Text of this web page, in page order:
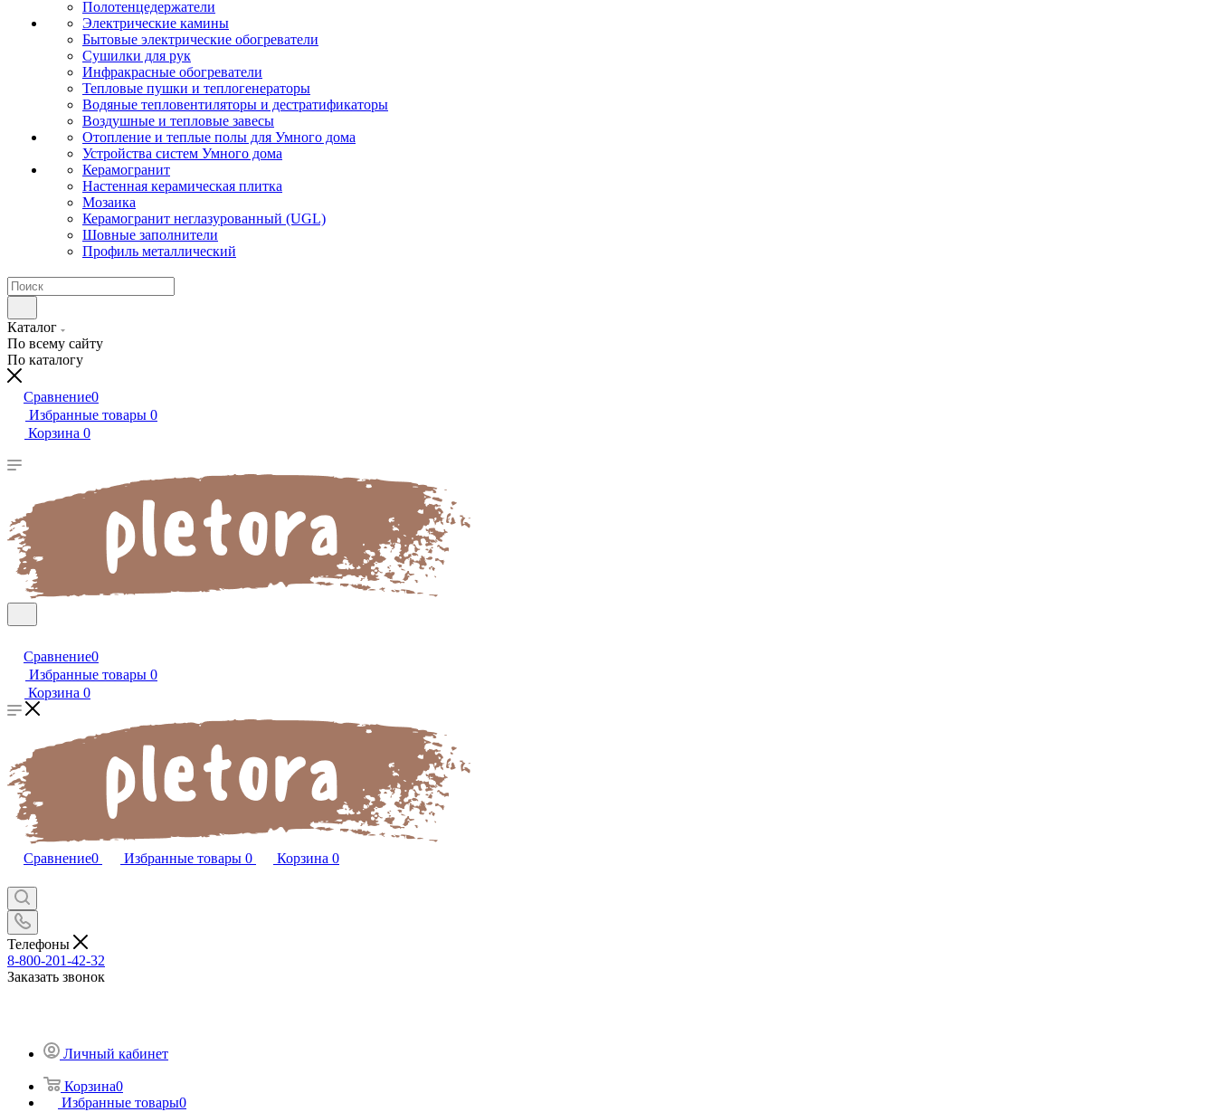
Полотенцедержатели
Электрические камины
Бытовые электрические обогреватели
Сушилки для рук
Инфракрасные обогреватели
Тепловые пушки и теплогенераторы
Водяные тепловентиляторы и дестратификаторы
Воздушные и тепловые завесы
Отопление и теплые полы для Умного дома
Устройства систем Умного дома
Керамогранит
Настенная керамическая плитка
Мозаика
Керамогранит неглазурованный (UGL)
Шовные заполнители
Профиль металлический
Каталог
По всему сайту
По каталогу
Сравнение0
Избранные товары 0
Корзина 0
Сравнение0
Избранные товары 0
Корзина 0
Сравнение0 Избранные товары 0 Корзина 0
Телефоны
8-800-201-42-32
Заказать звонок
Личный кабинет
Корзина0
Избранные товары0